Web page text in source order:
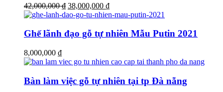
42,000,000₫ Giá
gốc
42,000,000 ₫.
38,000,000 ₫Giá
hiện
là:
Ghế lãnh đạo gỗ tự nhiên Mẫu Putin 2021
8,000,000 ₫
Bàn làm việc gỗ tự nhiên tại tp Đà nẵng